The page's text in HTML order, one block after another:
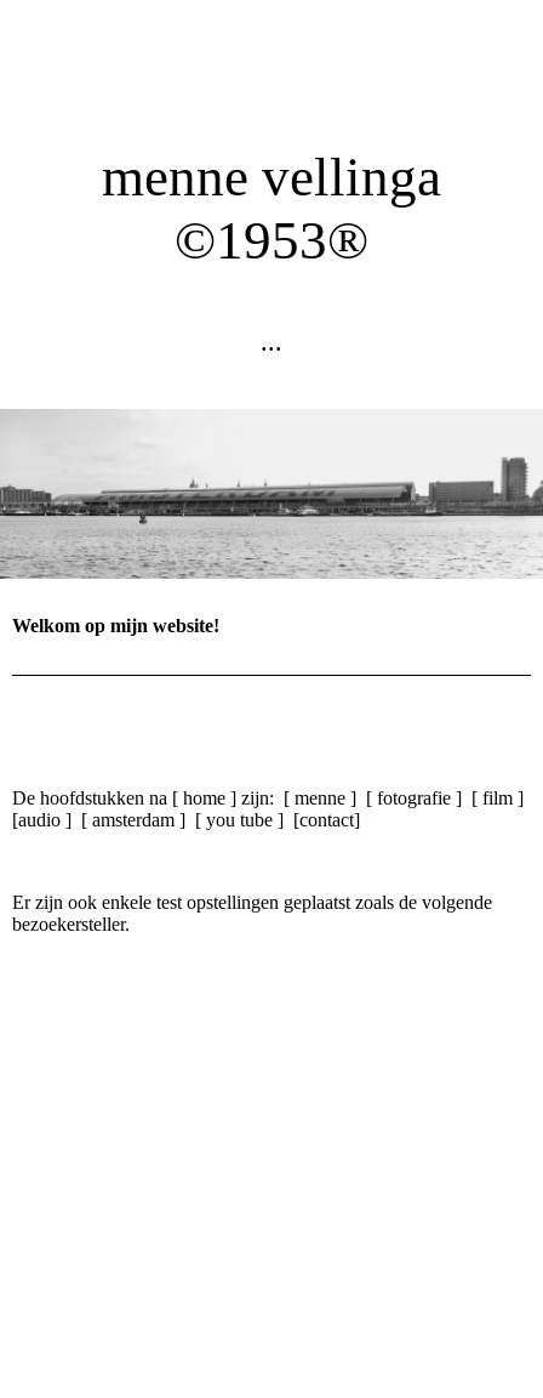
menne vellinga
©1953®
...
Welkom op mijn website!
De hoofdstukken na [ home ] zijn: [ menne ] [ fotografie ] [ film ]
[audio ] [ amsterdam ] [ you tube ] [contact]
Er zijn ook enkele test opstellingen geplaatst zoals de volgende
bezoekersteller.